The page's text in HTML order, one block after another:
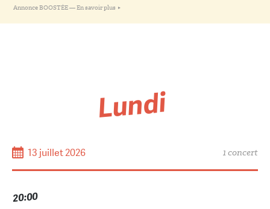
Annonce BOOSTÉE —En savoir plus
Lundi
13 juillet 2026 1 concert
20:00